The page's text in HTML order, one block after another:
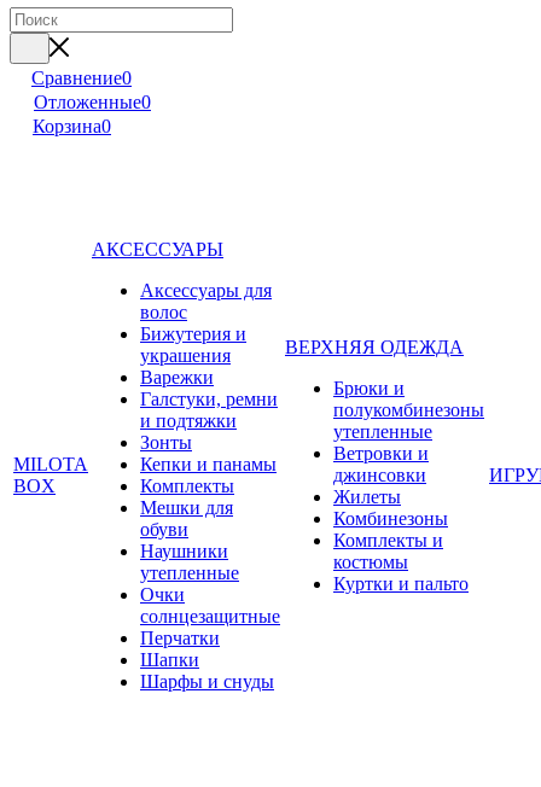
Сравнение0
Отложенные0
Корзина0
MILOTA
BOX
АКСЕССУАРЫ
Аксессуары для
волос
Бижутерия и
украшения
Варежки
Галстуки, ремни
и подтяжки
Зонты
Кепки и панамы
Комплекты
Мешки для
обуви
Наушники
утепленные
Очки
солнцезащитные
Перчатки
Шапки
Шарфы и снуды
ВЕРХНЯЯ ОДЕЖДА
Брюки и
полукомбинезоны
утепленные
Ветровки и
джинсовки
Жилеты
Комбинезоны
Комплекты и
костюмы
Куртки и пальто